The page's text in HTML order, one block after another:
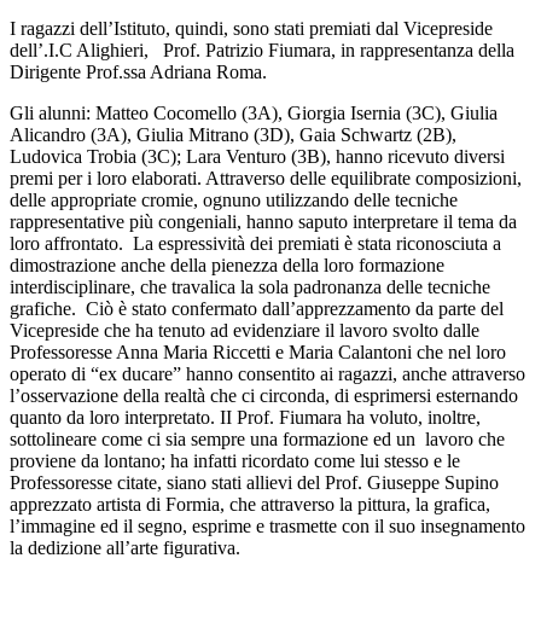
I ragazzi dell’Istituto, quindi, sono stati premiati dal Vicepreside
dell’.I.C Alighieri, Prof. Patrizio Fiumara, in rappresentanza della
Dirigente Prof.ssa Adriana Roma.
Gli alunni: Matteo Cocomello (3A), Giorgia Isernia (3C), Giulia
Alicandro (3A), Giulia Mitrano (3D), Gaia Schwartz (2B),
Ludovica Trobia (3C); Lara Venturo (3B), hanno ricevuto diversi
premi per i loro elaborati. Attraverso delle equilibrate composizioni,
delle appropriate cromie, ognuno utilizzando delle tecniche
rappresentative più congeniali, hanno saputo interpretare il tema da
loro affrontato. La espressività dei premiati è stata riconosciuta a
dimostrazione anche della pienezza della loro formazione
interdisciplinare, che travalica la sola padronanza delle tecniche
grafiche. Ciò è stato confermato dall’apprezzamento da parte del
Vicepreside che ha tenuto ad evidenziare il lavoro svolto dalle
Professoresse Anna Maria Riccetti e Maria Calantoni che nel loro
operato di “ex ducare” hanno consentito ai ragazzi, anche attraverso
l’osservazione della realtà che ci circonda, di esprimersi esternando
quanto da loro interpretato. II Prof. Fiumara ha voluto, inoltre,
sottolineare come ci sia sempre una formazione ed un lavoro che
proviene da lontano; ha infatti ricordato come lui stesso e le
Professoresse citate, siano stati allievi del Prof. Giuseppe Supino
apprezzato artista di Formia, che attraverso la pittura, la grafica,
l’immagine ed il segno, esprime e trasmette con il suo insegnamento
la dedizione all’arte figurativa.